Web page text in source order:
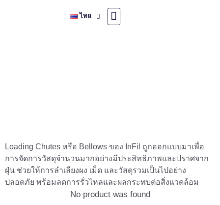
ไทย
Loading Chutes หรือ Bellows ของ InFil ถูกออกแบบมาเพื่อ
การจัดการวัสดุจำนวนมากอย่างมีประสิทธิภาพและปราศจาก
ฝุ่น ช่วยให้การลำเลียงผง เม็ด และวัสดุรวมเป็นไปอย่าง
ปลอดภัย พร้อมลดการรั่วไหลและผลกระทบต่อสิ่งแวดล้อม
No product was found